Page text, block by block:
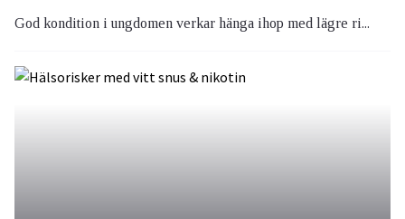
God kondition i ungdomen verkar hänga ihop med lägre ri...